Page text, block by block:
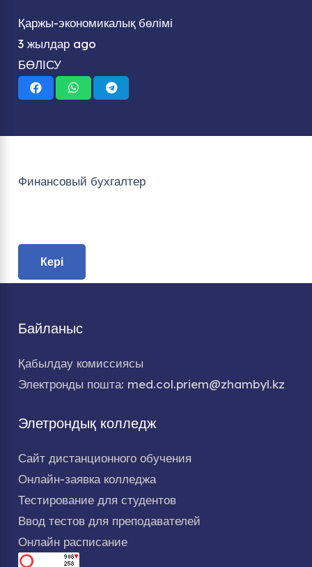
Қаржы-экономикалық бөлімі
3 жылдар ago
БӨЛІСУ
Финансовый бухгалтер
Кері
Байланыс
Қабылдау комиссиясы
Электронды пошта: med.col.priem@zhambyl.kz
Элетрондық колледж
Сайт дистанционного обучения
Онлайн-заявка колледжа
Тестирование для студентов
Ввод тестов для преподавателей
Онлайн расписание